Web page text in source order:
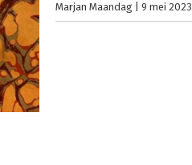
Marjan Maandag 9 mei 2023